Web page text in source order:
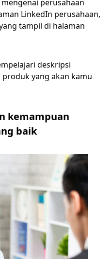
perusahaan
LinkedIn perusahaan,
tampil di halaman
deskripsi
yang akan kamu
kemampuan
baik